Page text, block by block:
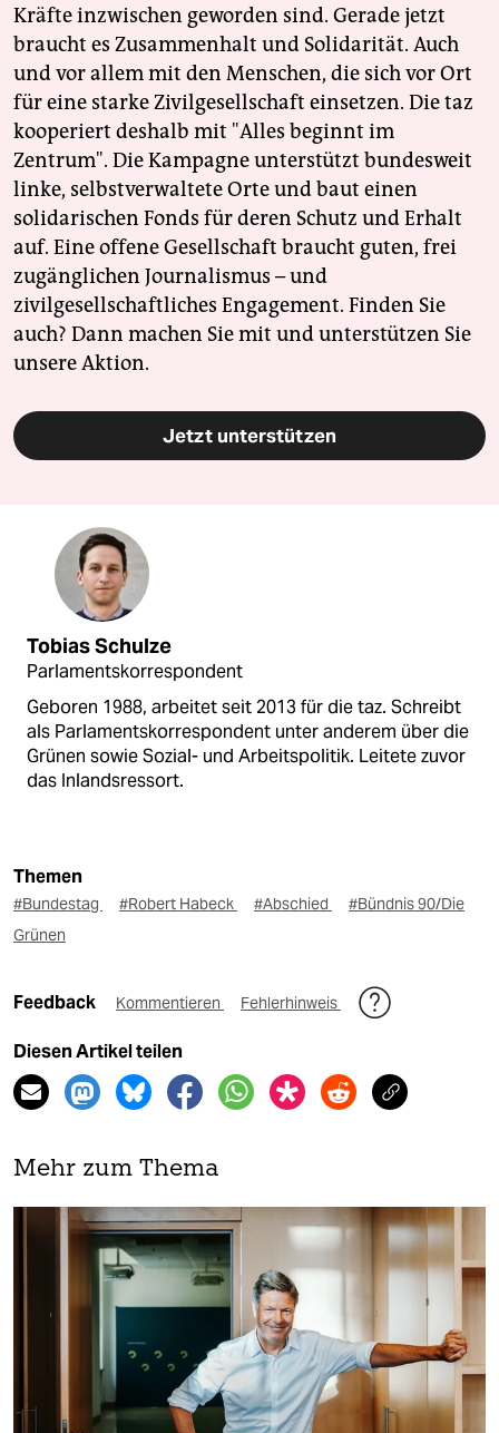
Kräfte inzwischen geworden sind. Gerade jetzt
braucht es Zusammenhalt und Solidarität. Auch
und vor allem mit den Menschen, die sich vor Ort
für eine starke Zivilgesellschaft einsetzen. Die taz
kooperiert deshalb mit "Alles beginnt im
Zentrum". Die Kampagne unterstützt bundesweit
linke, selbstverwaltete Orte und baut einen
solidarischen Fonds für deren Schutz und Erhalt
auf. Eine offene Gesellschaft braucht guten, frei
zugänglichen Journalismus – und
zivilgesellschaftliches Engagement. Finden Sie
auch? Dann machen Sie mit und unterstützen Sie
unsere Aktion.
Jetzt unterstützen
Tobias Schulze
Parlamentskorrespondent
Geboren 1988, arbeitet seit 2013 für die taz. Schreibt
als Parlamentskorrespondent unter anderem über die
Grünen sowie Sozial- und Arbeitspolitik. Leitete zuvor
das Inlandsressort.
Themen
#Bundestag #Robert Habeck #Abschied
#Bündnis 90/Die
Grünen
Feedback Kommentieren Fehlerhinweis
Diesen Artikel teilen
Mehr zum Thema